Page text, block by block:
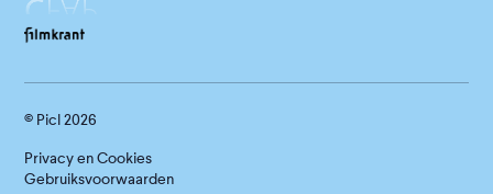
© Picl2026
Privacy en Cookies
Gebruiksvoorwaarden